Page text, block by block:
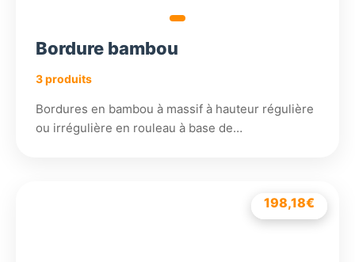
Bordure bambou
3 produits
Bordures en bambou à massif à hauteur régulière
ou irrégulière en rouleau à base de…
198,18€
228,18€